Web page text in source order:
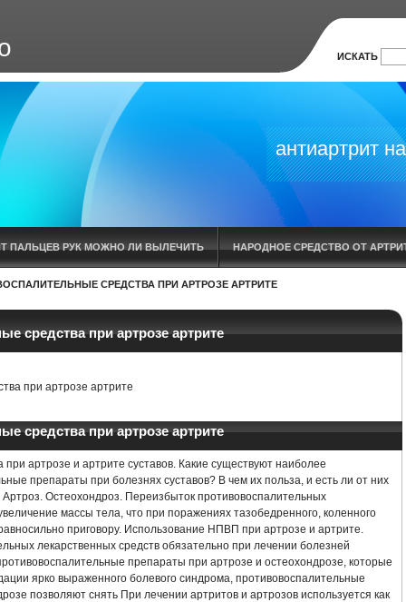
антиартрит
ПАЛЬЦЕВ РУК МОЖНО ЛИ ВЫЛЕЧИТЬ НАРОДНОЕ СРЕДСТВО ОТ
ОСТРЫЙ ПОДАГРИЧЕСКИЙ АРТРИТ ЛЕЧЕНИЕ
В КАЗАНИ Я ВЫЛЕЧИЛА АРТРОЗ АРТРИТ СТИМУЛИНОМ Д
СУСТАВОВ ПСОРИАЗНЫЙ АРТРИТ ЛЕЧЕНИЕ
АРТРИТА КАК ВЫЛЕЧИТЬ АРТРИТ РУК АРТРОИДНЫЙ
СУСТАВОВ СТОПЫ ЛЕЧЕНИЕ НАРОДНЫМИ СРЕДСТВАМИ ОТЗЫВЫ
ЛЕЧЕНИЕ НАРОДНЫМИ СРЕДСТВАМИ АРТРИТ АРТРОЗ СТОПЫ ЛЕЧЕНИЕ
СРЕДСТВА ПРИ АРТРОЗЕ АРТРИТЕ
средства при артрозе артрите
средства при артрозе артрите
артрозе и артрите суставов. Какие существуют наиболее
препараты при болезнях суставов? В чем их польза, и есть ли от них
Остеохондроз. Переизбыток противовоспалительных
массы тела, что при поражениях тазобедренного, коленного
приговору. Использование НПВП при артрозе и артрите.
лекарственных средств обязательно при лечении болезней
препараты при артрозе и остеохондрозе, которые
ярко выраженного болевого синдрома, противовоспалительные
позволяют снять При лечении артритов и артрозов используется как
ИСКАТЬ